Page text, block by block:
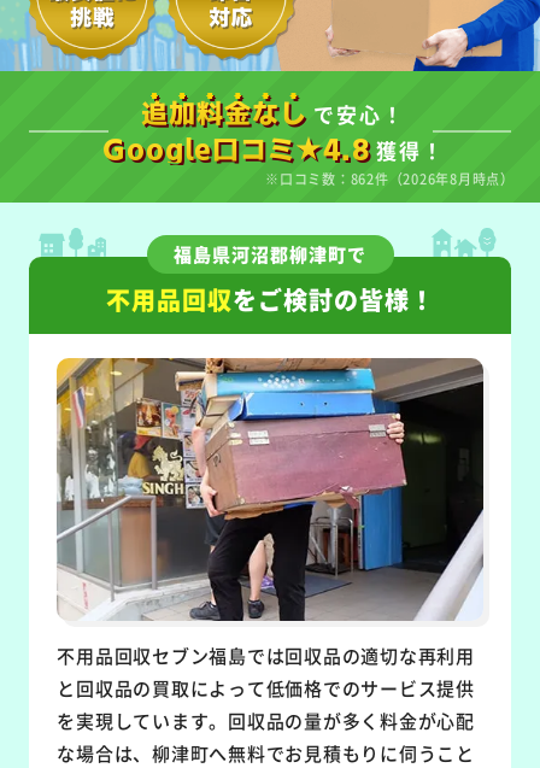
追加料金なし で安心！
Google口コミ★4.8 獲得！
※口コミ数：862件（2026年8月時点）
福島県河沼郡柳津町で
不用品回収をご検討の皆様！
不用品回収セブン福島では回収品の適切な再利用
と回収品の買取によって低価格でのサービス提供
を実現しています。回収品の量が多く料金が心配
な場合は、柳津町へ無料でお見積もりに伺うこと